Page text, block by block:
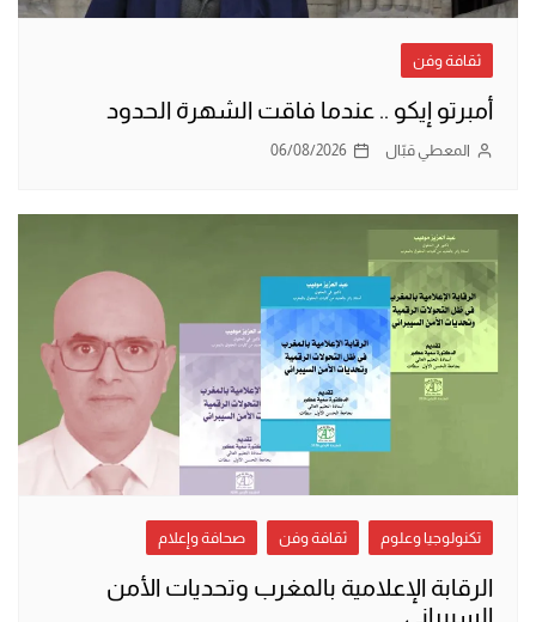
ثقافة وفن
أمبرتو إيكو .. عندما فاقت الشهرة الحدود
المعطي قبّال 06/08/2026
تكنولوجيا وعلوم ثقافة وفن صحافة وإعلام
الرقابة الإعلامية بالمغرب وتحديات الأمن
السيبراني